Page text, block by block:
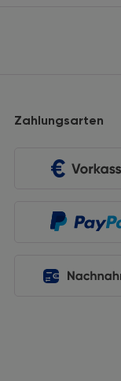
Zahlungsarten